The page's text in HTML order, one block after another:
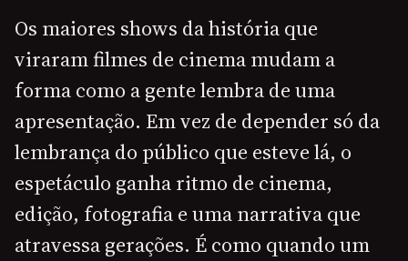
Os maiores shows da história que
viraram filmes de cinema mudam a
forma como a gente lembra de uma
apresentação. Em vez de depender só da
lembrança do público que esteve lá, o
espetáculo ganha ritmo de cinema,
edição, fotografia e uma narrativa que
atravessa gerações. É como quando um